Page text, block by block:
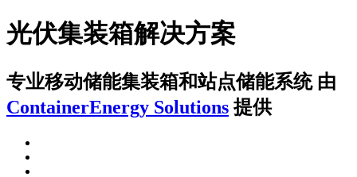
光伏集装箱解决方案
专业移动储能集装箱和站点储能系统 由
ContainerEnergy Solutions 提供